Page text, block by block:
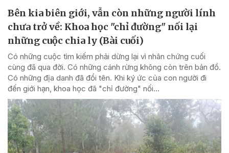
Bên kia biên giới, vẫn còn những người lính
chưa trở về: Khoa học "chỉ đường" nối lại
những cuộc chia ly (Bài cuối)
Có những cuộc tìm kiếm phải dừng lại vì nhân chứng cuối
cùng đã qua đời. Có những cánh rừng không còn trên bản đồ.
Có những địa danh đã đổi tên. Khi ký ức của con người đi
đến giới hạn, khoa học đã "chỉ đường" nối...